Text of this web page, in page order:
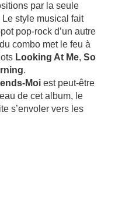
par la seule
style musical fait
pop-rock d’un autre
combo met le feu à
Looking At Me, So
.
Moi est peut-être
de cet album, le
s’envoler vers les